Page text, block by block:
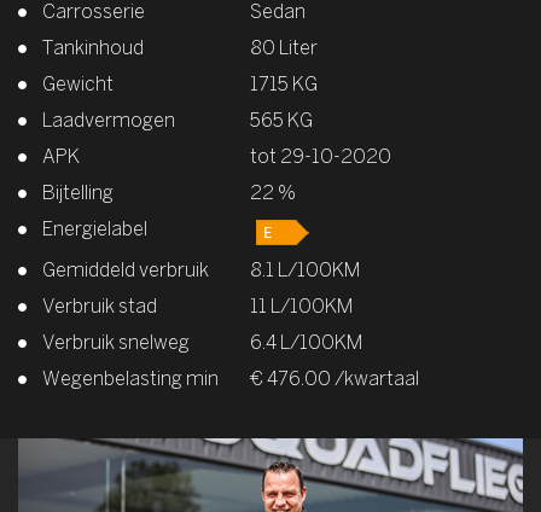
Carrosserie
Sedan
Tankinhoud
80 Liter
Gewicht
1715 KG
Laadvermogen
565 KG
APK
tot 29-10-2020
Bijtelling
22 %
Energielabel
Gemiddeld verbruik
8.1 L/100KM
Verbruik stad
11 L/100KM
Verbruik snelweg
6.4 L/100KM
Wegenbelasting min
€ 476.00 /kwartaal